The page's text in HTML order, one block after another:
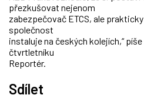
přezkušovat nejenom
zabezpečovač ETCS, ale
společnost
instaluje na českých kolejích,“
čtvrtletníku
Reportér.
Sdílet